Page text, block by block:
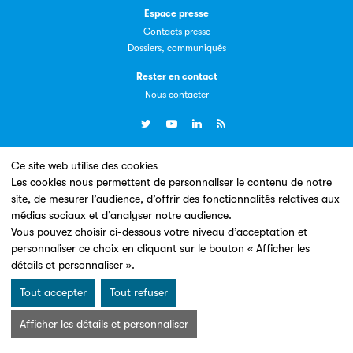
Ce site web utilise des cookies
Les cookies nous permettent de personnaliser le contenu de notre
site, de mesurer l’audience, d’offrir des fonctionnalités relatives aux
médias sociaux et d’analyser notre audience.
Vous pouvez choisir ci-dessous votre niveau d’acceptation et
personnaliser ce choix en cliquant sur le bouton « Afficher les
détails et personnaliser ».
Tout accepter Tout refuser
Afficher les détails et personnaliser
Espace presse
Contacts presse
Dossiers, communiqués
Rester en contact
Nous contacter
Un site conçu en partenariat avec le
Mentions légales & Conditions d’utilisation
Charte Cookies
© Les Éditeurs d’Éducation - SNE 2026
La plateforme LivrEmploi regroupe toutes les offres
Clic.EDIt
Clic.EDIt, pour faciliter les échanges informatisés entre
tous les acteurs de la filière de la fabrication de livres.